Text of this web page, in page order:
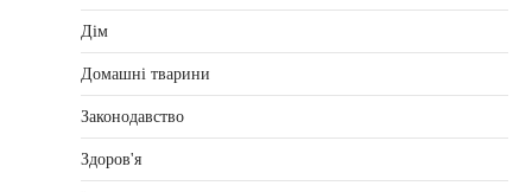
Дім
Домашні тварини
Законодавство
Здоров'я